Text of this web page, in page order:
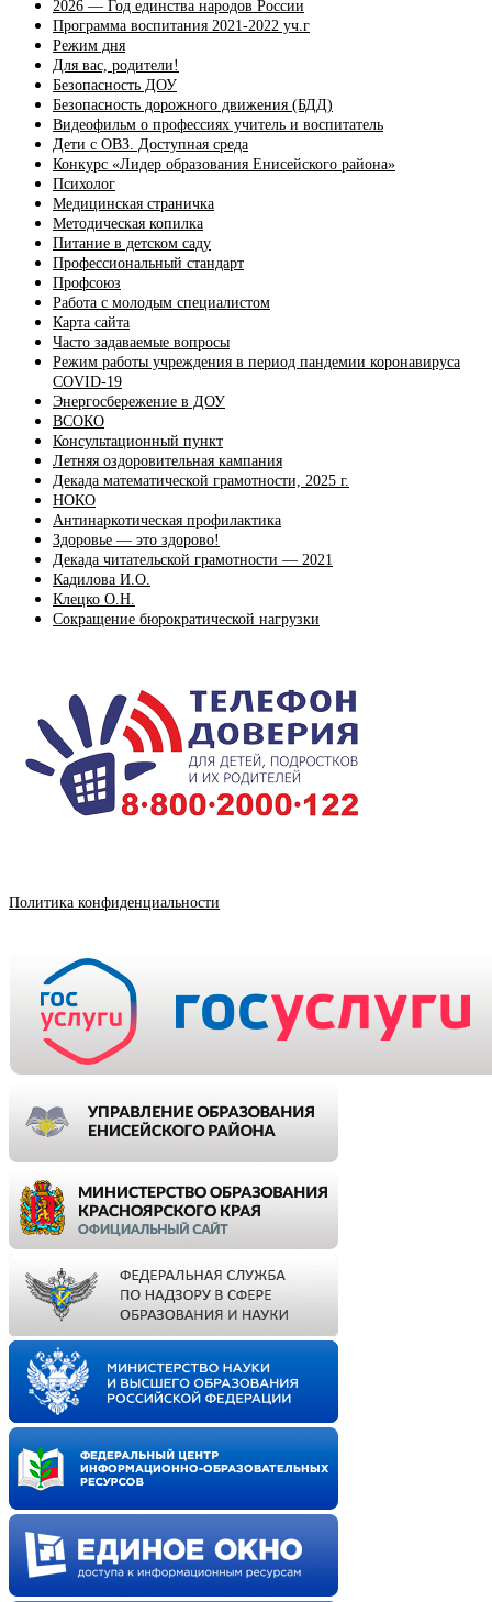
2026 — Год единства народов России
Программа воспитания 2021-2022 уч.г
Режим дня
Для вас, родители!
Безопасность ДОУ
Безопасность дорожного движения (БДД)
Видеофильм о профессиях учитель и воспитатель
Дети с ОВЗ. Доступная среда
Конкурс «Лидер образования Енисейского района»
Психолог
Медицинская страничка
Методическая копилка
Питание в детском саду
Профессиональный стандарт
Профсоюз
Работа с молодым специалистом
Карта сайта
Часто задаваемые вопросы
Режим работы учреждения в период пандемии коронавируса
COVID-19
Энергосбережение в ДОУ
ВСОКО
Консультационный пункт
Летняя оздоровительная кампания
Декада математической грамотности, 2025 г.
НОКО
Антинаркотическая профилактика
Здоровье — это здорово!
Декада читательской грамотности — 2021
Кадилова И.О.
Клецко О.Н.
Сокращение бюрократической нагрузки
Политика конфиденциальности